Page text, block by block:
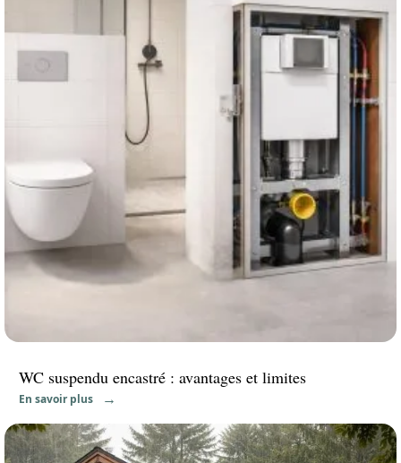
WC suspendu encastré : avantages et limites
En savoir plus